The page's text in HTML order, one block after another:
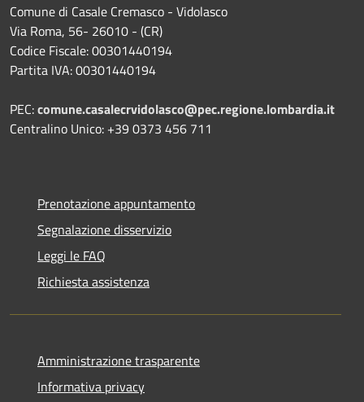
Comune di Casale Cremasco - Vidolasco
Via Roma, 56- 26010 - (CR)
Codice Fiscale: 00301440194
Partita IVA: 00301440194
PEC:comune.casalecrvidolasco@pec.regione.lombardia.it
Centralino Unico: +39 0373 456 711
Prenotazione appuntamento
Segnalazione disservizio
Leggi le FAQ
Richiesta assistenza
Amministrazione trasparente
Informativa privacy